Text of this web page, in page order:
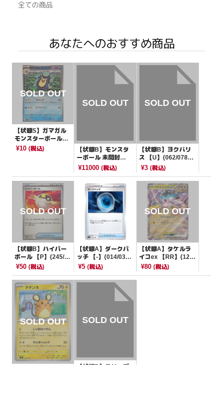
全ての商品
あなたへのおすすめ商品
【状態S】ガマガル
モンスターボールミ
ラー【C】{023/086}
¥10 (税込)
【状態B】モンスタ
ーボール 未開封
【-】{002/015}[S8a-
¥11000(税込)
【状態B】ヨクバリ
ス 【U】{062/078}
[SV1V]
¥3 (税込)
【状態B】ハイパー
ボール 【P】{245/S
V-P}[PROMO]
¥50 (税込)
【状態A】ダークパ
ッチ 【-】{014/038}
[SVF]
¥5(税込)
【状態A】タケルラ
イコex 【RR】{124/
187}[SV8a]
¥80 (税込)
【状態B】スリープ